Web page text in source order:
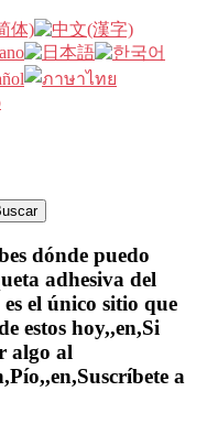
dónde puedo
adhesiva del
el único sitio que
estos hoy,,en,Si
algo al
a